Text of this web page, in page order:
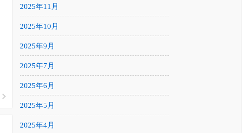
2025年11月
2025年10月
2025年9月
2025年7月
2025年6月
2025年5月
2025年4月